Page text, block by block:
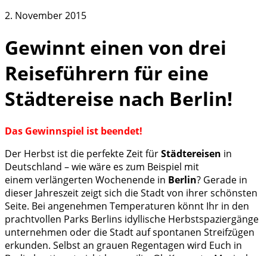
2. November 2015
Gewinnt einen von drei
Reiseführern für eine
Städtereise nach Berlin!
Das Gewinnspiel ist beendet!
Der Herbst ist die perfekte Zeit fürStädtereisen in
Deutschland – wie wäre es zum Beispiel mit
einem verlängerten Wochenende in Berlin? Gerade in
dieser Jahreszeit zeigt sich die Stadt von ihrer schönsten
Seite. Bei angenehmen Temperaturen könnt Ihr in den
prachtvollen Parks Berlins idyllische Herbstspaziergänge
unternehmen oder die Stadt auf spontanen Streifzügen
erkunden. Selbst an grauen Regentagen wird Euch in